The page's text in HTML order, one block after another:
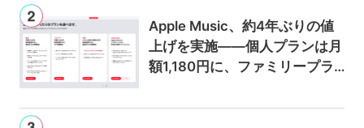
Apple Music、約4年ぶりの値
上げを実施——個人プランは月
額1,180円に、ファミリープラ